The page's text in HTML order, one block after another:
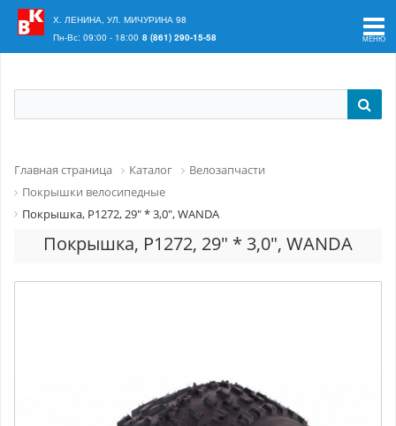
Ваш регион:
Х. ЛЕНИНА, УЛ. МИЧУРИНА 98
Пн-Вс: 09:00 - 18:00 8 (861) 290-15-58
Главная страница Каталог
Велозапчасти
Покрышки велосипедные
Покрышка, P1272, 29" * 3,0", WANDA
Покрышка, P1272, 29" * 3,0", WANDA